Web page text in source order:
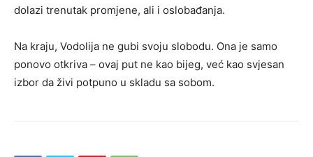
dolazi trenutak promjene, ali i oslobađanja.
Na kraju, Vodolija ne gubi svoju slobodu. Ona je samo
ponovo otkriva – ovaj put ne kao bijeg, već kao svjesan
izbor da živi potpuno u skladu sa sobom.